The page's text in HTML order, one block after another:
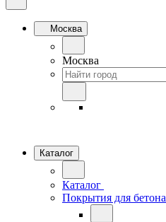
Москва
Москва
Каталог
Каталог
Покрытия для бетона